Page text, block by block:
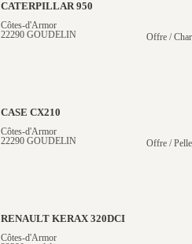
CATERPILLAR 950
Côtes-d'Armor
22290 GOUDELIN
Offre /
CASE CX210
Côtes-d'Armor
22290 GOUDELIN
Offre /
RENAULT KERAX 320DCI
Côtes-d'Armor